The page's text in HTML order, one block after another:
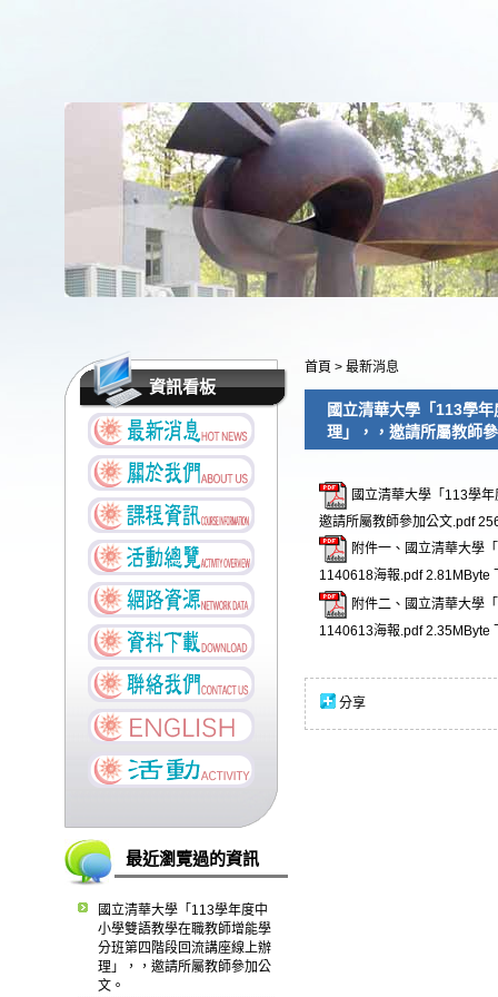
資訊看板
最近瀏覽過的資訊
國立清華大學「113學年度中
小學雙語教學在職教師增能學
分班第四階段回流講座線上辦
理」，，邀請所屬教師參加公
文。
首頁 > 最新消息
國立清華大學「113學
理」，，邀請所屬教師
國立清華大學「113學
邀請所屬教師參加公文.pdf
附件一、國立清華大學
1140618海報.pdf 2.81MByte
附件二、國立清華大學
1140613海報.pdf 2.35MByte
分享